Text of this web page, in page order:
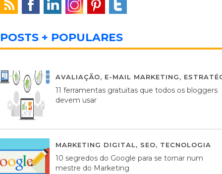
POSTS + POPULARES
AVALIAÇÃO, E-MAIL MARKETING,
11 ferramentas gratuitas que todos os bloggers
devem usar
MARKETING DIGITAL, SEO, TECNOLOGIA
10 segredos do Google para se tornar num
mestre do Marketing